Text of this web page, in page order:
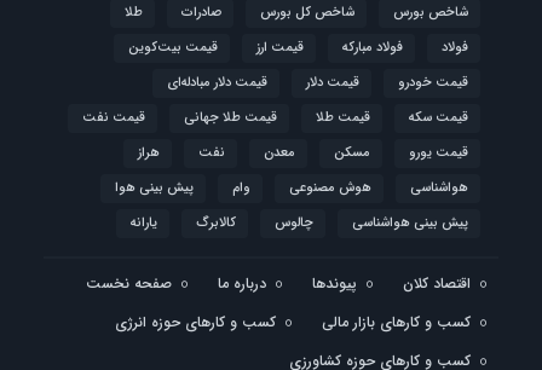
شاخص بورس
شاخص کل بورس صادرات
طلا
فولاد
فولاد مبارکه قیمت ارز
قیمت بیت‌کوین
قیمت خودرو
قیمت دلار
قیمت دلار مبادله‌ای
قیمت سکه
قیمت طلا قیمت طلا جهانی
قیمت نفت
قیمت یورو
مسکن معدن نفت
هراز
هواشناسی
هوش مصنوعی وام
پیش بینی هوا
پیش بینی هواشناسی
چالوس کالابرگ یارانه
اقتصاد کلان پیوندها درباره ما
صفحه نخست
کسب و کارهای بازار مالی
کسب و کارهای حوزه انرژی
کسب و کارهای حوزه کشاورزی